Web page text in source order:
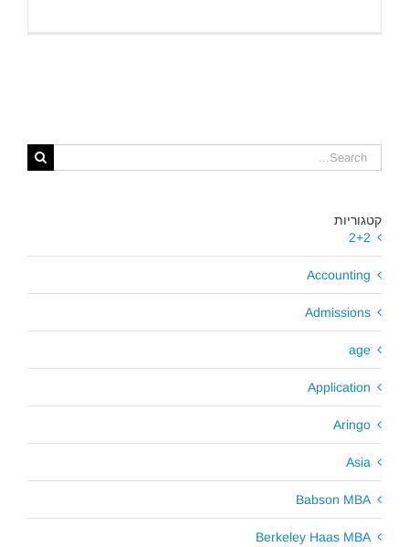
Search
for:
קטגוריות
2+2
Accounting
Admissions
age
Application
Aringo
Asia
Babson MBA
Berkeley Haas MBA